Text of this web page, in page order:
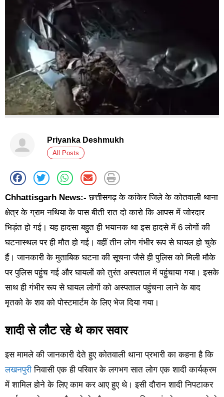
Priyanka Deshmukh
All Posts
Chhattisgarh News:- छत्तीसगढ़ के कांकेर जिले के कोतवाली थाना
क्षेत्र के ग्राम नथिया के पास बीती रात दो कारो कि आपस में जोरदार
भिड़ंत हो गई। यह हादसा बहुत ही भयानक था इस हादसे में 6 लोगों की
घटनास्थल पर ही मौत हो गई। वहीं तीन लोग गंभीर रूप से घायल हो चुके
हैं। जानकारी के मुताबिक घटना की सूचना जैसे ही पुलिस को मिली मौके
पर पुलिस पहुंच गई और घायलों को तुरंत अस्पताल में पहुंचाया गया। इसके
साथ ही गंभीर रूप से घायल लोगों को अस्पताल पहुंचना लाने के बाद
मृतको के शव को पोस्टमार्टम के लिए भेज दिया गया।
शादी से लौट रहे थे कार सवार
इस मामले की जानकारी देते हुए कोतवाली थाना प्रभारी का कहना है कि
लखनपुरी निवासी एक ही परिवार के लगभग सात लोग एक शादी कार्यक्रम
में शामिल होने के लिए काम कर आए हुए थे। इसी दौरान शादी निपटाकर